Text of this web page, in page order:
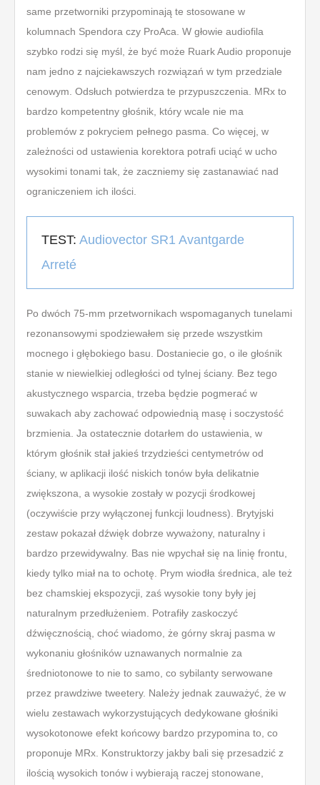
same przetworniki przypominają te stosowane w
kolumnach Spendora czy ProAca. W głowie audiofila
szybko rodzi się myśl, że być może Ruark Audio proponuje
nam jedno z najciekawszych rozwiązań w tym przedziale
cenowym. Odsłuch potwierdza te przypuszczenia. MRx to
bardzo kompetentny głośnik, który wcale nie ma
problemów z pokryciem pełnego pasma. Co więcej, w
zależności od ustawienia korektora potrafi uciąć w ucho
wysokimi tonami tak, że zaczniemy się zastanawiać nad
ograniczeniem ich ilości.
TEST: Audiovector SR1 Avantgarde
Arreté
Po dwóch 75-mm przetwornikach wspomaganych tunelami
rezonansowymi spodziewałem się przede wszystkim
mocnego i głębokiego basu. Dostaniecie go, o ile głośnik
stanie w niewielkiej odległości od tylnej ściany. Bez tego
akustycznego wsparcia, trzeba będzie pogmerać w
suwakach aby zachować odpowiednią masę i soczystość
brzmienia. Ja ostatecznie dotarłem do ustawienia, w
którym głośnik stał jakieś trzydzieści centymetrów od
ściany, w aplikacji ilość niskich tonów była delikatnie
zwiększona, a wysokie zostały w pozycji środkowej
(oczywiście przy wyłączonej funkcji loudness). Brytyjski
zestaw pokazał dźwięk dobrze wyważony, naturalny i
bardzo przewidywalny. Bas nie wpychał się na linię frontu,
kiedy tylko miał na to ochotę. Prym wiodła średnica, ale też
bez chamskiej ekspozycji, zaś wysokie tony były jej
naturalnym przedłużeniem. Potrafiły zaskoczyć
dźwięcznością, choć wiadomo, że górny skraj pasma w
wykonaniu głośników uznawanych normalnie za
średniotonowe to nie to samo, co sybilanty serwowane
przez prawdziwe tweetery. Należy jednak zauważyć, że w
wielu zestawach wykorzystujących dedykowane głośniki
wysokotonowe efekt końcowy bardzo przypomina to, co
proponuje MRx. Konstruktorzy jakby bali się przesadzić z
ilością wysokich tonów i wybierają raczej stonowane,